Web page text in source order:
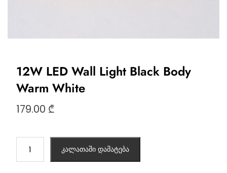
12W LED Wall Light Black Body
Warm White
179.00 ₾
კალათაში დამატება